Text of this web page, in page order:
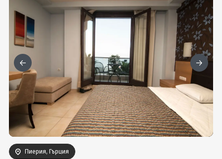
Празници
Турция
Гърция
Услуги
Пиерия, Гърция